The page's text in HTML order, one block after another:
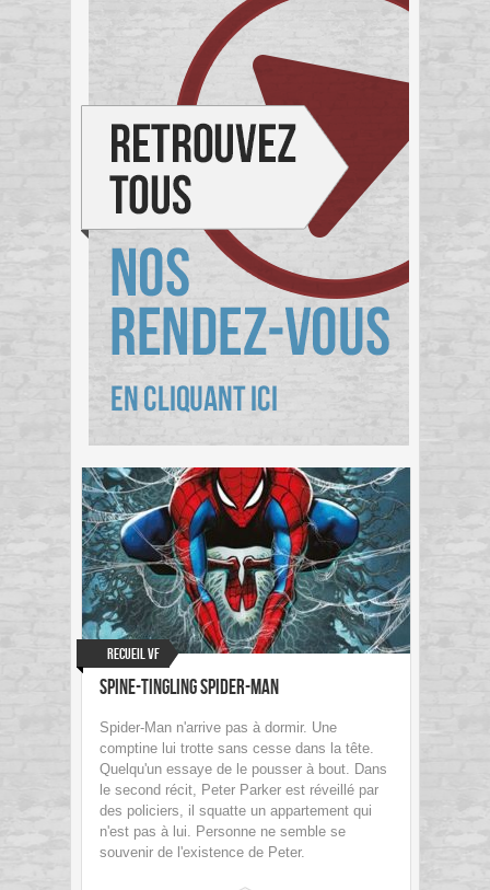
Recueil VF
Spine-Tingling Spider-Man
Spider-Man n'arrive pas à dormir. Une
comptine lui trotte sans cesse dans la tête.
Quelqu'un essaye de le pousser à bout. Dans
le second récit, Peter Parker est réveillé par
des policiers, il squatte un appartement qui
n'est pas à lui. Personne ne semble se
souvenir de l'existence de Peter.